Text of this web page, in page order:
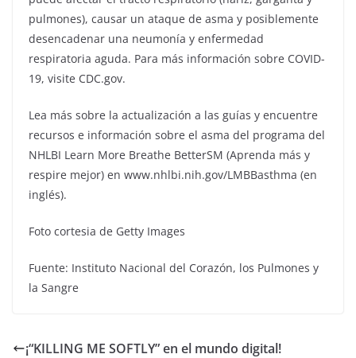
pulmones), causar un ataque de asma y posiblemente
desencadenar una neumonía y enfermedad
respiratoria aguda. Para más información sobre COVID-
19, visite CDC.gov.
Lea más sobre la actualización a las guías y encuentre
recursos e información sobre el asma del programa del
NHLBI Learn More Breathe BetterSM (Aprenda más y
respire mejor) en www.nhlbi.nih.gov/LMBBasthma (en
inglés).
Foto cortesia de Getty Images
Fuente: Instituto Nacional del Corazón, los Pulmones y
la Sangre
¡“KILLING ME SOFTLY” en el mundo digital!